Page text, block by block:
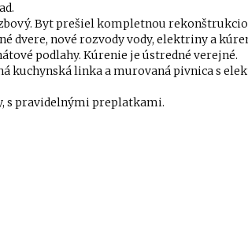
Byt prešiel kompletnou
dvere, nové rozvody vody, elektriny a
podlahy. Kúrenie je ústredné verejné.
kuchynská linka a murovaná pivnica s
s pravidelnými preplatkami.